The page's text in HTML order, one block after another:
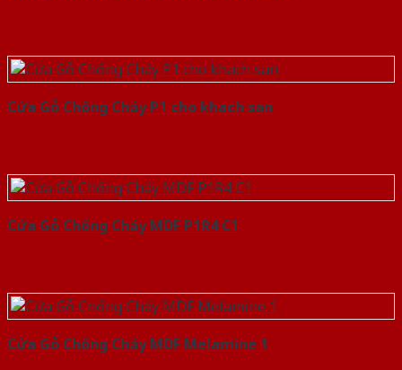
Cửa Gỗ Chống Cháy P1 cho khach san
Cửa Gỗ Chống Cháy MDF P1R4 C1
Cửa Gỗ Chống Cháy MDF Melamine 1